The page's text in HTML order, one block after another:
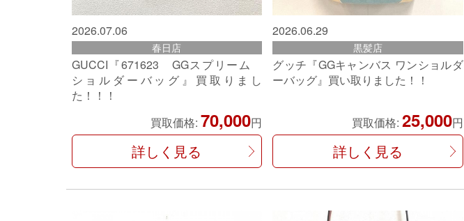
2026.07.06
春日店
GUCCI『671623 GGスプリーム
ショルダーバッグ』買取りまし
た！！！
買取価格:70,000円
詳しく見る
2026.06.29
黒髪店
グッチ『GGキャンバス ワンショルダ
ーバッグ』買い取りました！！
買取価格: 25,000円
詳しく見る